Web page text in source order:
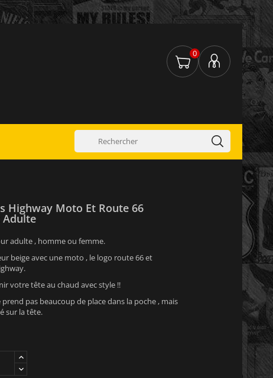
0
Highway Moto Et Route 66
Adulte
adulte , homme ou femme.
beige avec une moto , le logo route 66 et
votre tête au chaud avec style !!
pas beaucoup de place dans la poche , mais
sur la tête.